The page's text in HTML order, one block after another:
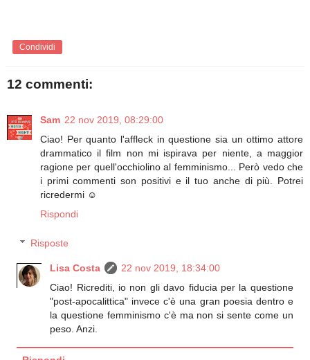
Condividi
12 commenti:
Sam 22 nov 2019, 08:29:00
Ciao! Per quanto l'affleck in questione sia un ottimo attore
drammatico il film non mi ispirava per niente, a maggior
ragione per quell'occhiolino al femminismo... Però vedo che
i primi commenti son positivi e il tuo anche di più. Potrei
ricredermi ☺️
Rispondi
Risposte
Lisa Costa
22 nov 2019, 18:34:00
Ciao! Ricrediti, io non gli davo fiducia per la questione
"post-apocalittica" invece c'è una gran poesia dentro e
la questione femminismo c'è ma non si sente come un
peso. Anzi.